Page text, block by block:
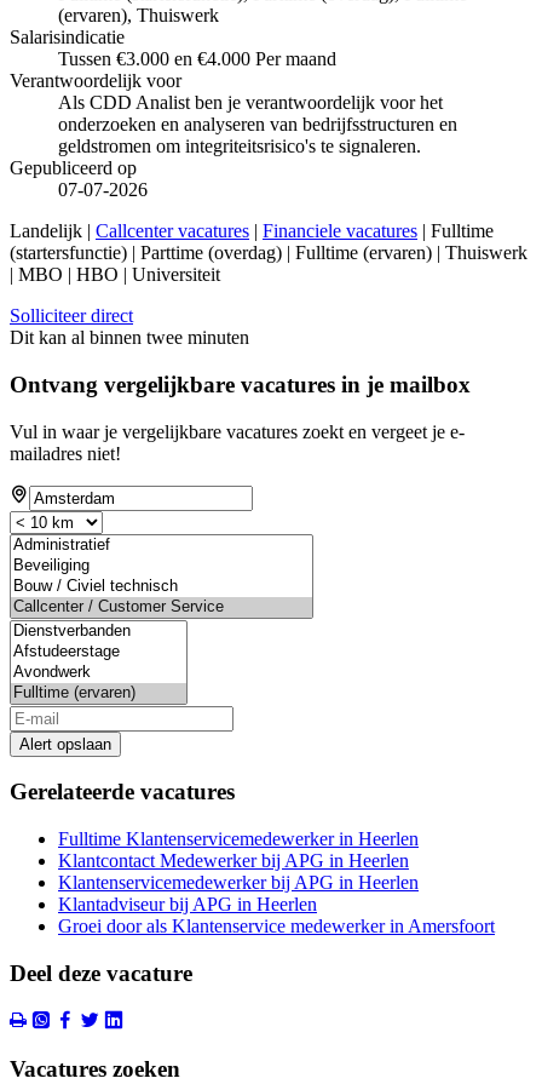
(ervaren), Thuiswerk
Salarisindicatie
Tussen €3.000 en €4.000 Per maand
Verantwoordelijk voor
Als CDD Analist ben je verantwoordelijk voor het
onderzoeken en analyseren van bedrijfsstructuren en
geldstromen om integriteitsrisico's te signaleren.
Gepubliceerd op
07-07-2026
Landelijk | Callcenter vacatures | Financiele vacatures | Fulltime
(startersfunctie) | Parttime (overdag) | Fulltime (ervaren) | Thuiswerk
| MBO | HBO | Universiteit
Solliciteer direct
Dit kan al binnen twee minuten
Ontvang vergelijkbare vacatures in je mailbox
Vul in waar je vergelijkbare vacatures zoekt en vergeet je e-
mailadres niet!
Alert opslaan
Gerelateerde vacatures
Fulltime Klantenservicemedewerker in Heerlen
Klantcontact Medewerker bij APG in Heerlen
Klantenservicemedewerker bij APG in Heerlen
Klantadviseur bij APG in Heerlen
Groei door als Klantenservice medewerker in Amersfoort
Deel deze vacature
Vacatures zoeken